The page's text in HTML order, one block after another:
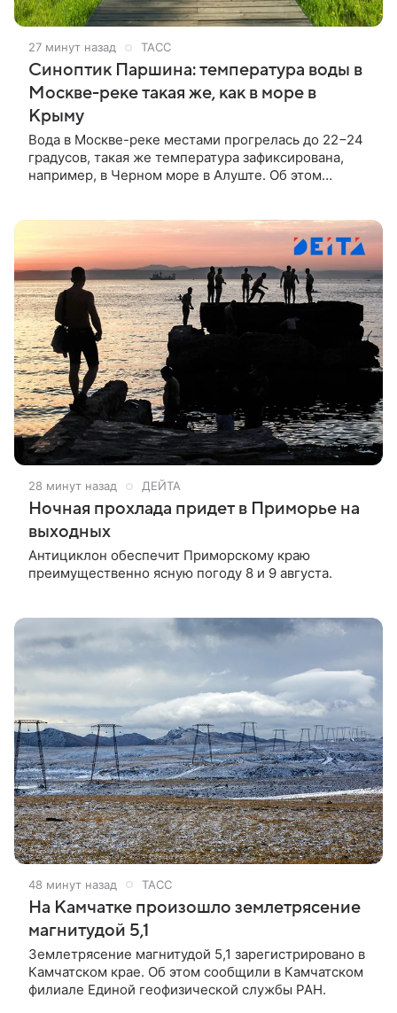
27 минут назад ТАСС
Синоптик Паршина: температура воды в
Москве-реке такая же, как в море в
Крыму
Вода в Москве-реке местами прогрелась до 22−24
градусов, такая же температура зафиксирована,
например, в Черном море в Алуште. Об этом
28 минут назад ДЕЙТА
Ночная прохлада придет в Приморье на
выходных
Антициклон обеспечит Приморскому краю
преимущественно ясную погоду 8 и 9 августа.
48 минут назад ТАСС
На Камчатке произошло землетрясение
магнитудой 5,1
Землетрясение магнитудой 5,1 зарегистрировано в
Камчатском крае. Об этом сообщили в Камчатском
филиале Единой геофизической службы РАН.